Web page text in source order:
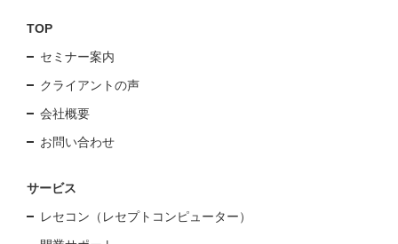
TOP
セミナー案内
クライアントの声
会社概要
お問い合わせ
サービス
レセコン（レセプトコンピューター）